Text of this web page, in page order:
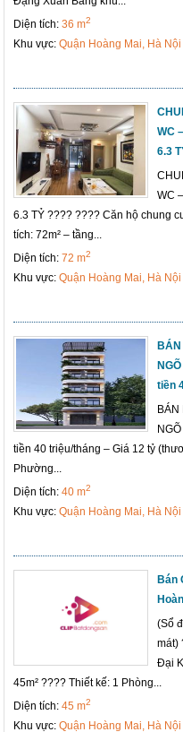
Diện tích:36 m2
Khu vực:Quận Hoàng Mai, Hà Nội
WC
6.3
WC
6.3 TỶ ???? ???? Căn hộ chung
tích: 72m² – tầng...
Diện tích:72 m2
Khu vực:Quận Hoàng Mai, Hà Nội
tiền
BÁN
tiền 40 triệu/tháng – Giá 12 tỷ
Phường...
Diện tích:40 m2
Khu vực:Quận Hoàng Mai, Hà Nội
Bán
(Sổ
mát)
Đại
45m² ???? Thiết kế: 1 Phòng...
Diện tích:45 m2
Khu vực:Quận Hoàng Mai, Hà Nội